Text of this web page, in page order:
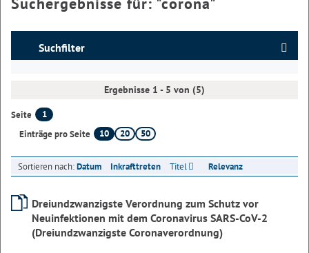
Suchfilter
Ergebnisse 1 - 5 von (5)
Seite
1
Einträge pro Seite
10 20 50
Sortieren nach:Datum Inkrafttreten Titel Relevanz
Dreiundzwanzigste Verordnung zum Schutz vor
Neuinfektionen mit dem Coronavirus SARS-CoV-2
(Dreiundzwanzigste Coronaverordnung)